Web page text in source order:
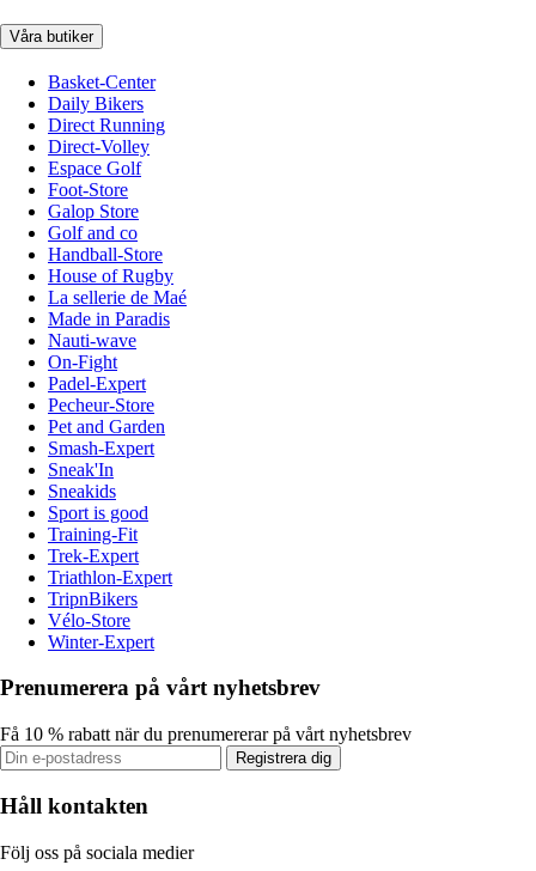
Våra butiker
Basket-Center
Daily Bikers
Direct Running
Direct-Volley
Espace Golf
Foot-Store
Galop Store
Golf and co
Handball-Store
House of Rugby
La sellerie de Maé
Made in Paradis
Nauti-wave
On-Fight
Padel-Expert
Pecheur-Store
Pet and Garden
Smash-Expert
Sneak'In
Sneakids
Sport is good
Training-Fit
Trek-Expert
Triathlon-Expert
TripnBikers
Vélo-Store
Winter-Expert
Prenumerera på vårt nyhetsbrev
Få 10 % rabatt när du prenumererar på vårt nyhetsbrev
Registrera dig
Håll kontakten
Följ oss på sociala medier